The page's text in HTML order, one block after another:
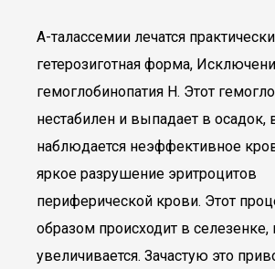
А-талассемии лечатся
гетерозиготная форма,
гемоглобинопатия H. Этот
нестабилен и выпадает в осадок,
наблюдается неэффективное
яркое разрушение эритроцитов
периферической крови. Этот
образом происходит в селезенке,
увеличивается. Зачастую это